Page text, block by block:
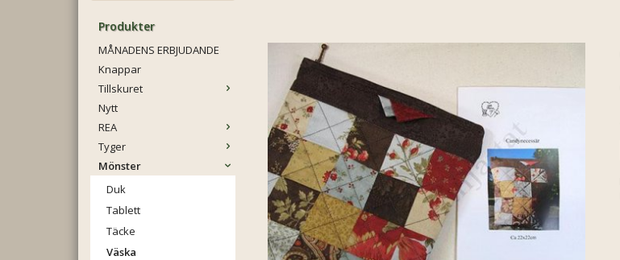
Produkter
MÅNADENS ERBJUDANDE
Knappar
Tillskuret
Nytt
REA
Tyger
Mönster
Duk
Tablett
Täcke
Väska